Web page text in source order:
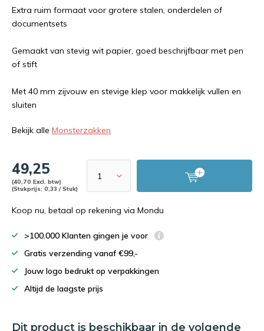
Extra ruim formaat voor grotere stalen, onderdelen of
documentsets
Gemaakt van stevig wit papier, goed beschrijfbaar met pen
of stift
Met 40 mm zijvouw en stevige klep voor makkelijk vullen en
sluiten
Bekijk alle Monsterzakken
49,25
(40,70 Excl. btw)
(Stukprijs: 0,33 / Stuk)
Koop nu, betaal op rekening via Mondu
>100.000 Klanten gingen je voor
Gratis verzending vanaf €99,-
Jouw logo bedrukt op verpakkingen
Altijd de laagste prijs
Dit product is beschikbaar in de volgende